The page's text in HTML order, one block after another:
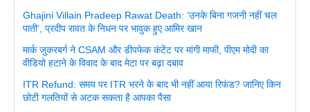
Ghajini Villain Pradeep Rawat Death: ‘उनके बिना गजनी नहीं चल
पाती’, प्रदीप रावत के निधन पर भावुक हुए आमिर खान
मार्क जुकरबर्ग ने CSAM और डीपफेक कंटेंट पर मांगी माफी, पीएम मोदी का
वीडियो हटाने के विवाद के बाद मेटा पर बढ़ा दबाव
ITR Refund: समय पर ITR भरने के बाद भी नहीं आया रिफंड? जानिए किन
छोटी गलतियों से अटक सकता है आपका पैसा